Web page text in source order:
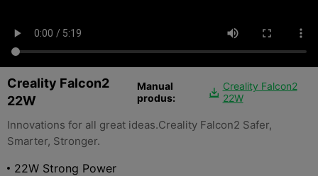
Creality Falcon2
22W
Manual
produs:

Creality Falcon2
22W
Innovations for all great ideas.Creality Falcon2 Safer,
Smarter, Stronger.
22W Strong Power